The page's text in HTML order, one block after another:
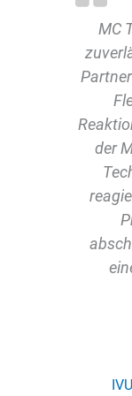
MC
der